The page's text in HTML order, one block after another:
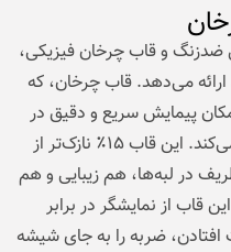
استیل ضدزنگ و قاب چرخان فیزیکی،
می‌دهد. قاب چرخان، که
امکان پیمایش سریع و دقیق در
منوها، اعلان‌ها و کاشی‌ها را فراهم می‌کند. این قاب ۱۵٪ نازک‌تر از
در لبه‌ها، هم زیبایی و هم
قاب از نمایشگر در برابر
ضربه را به جای شیشه